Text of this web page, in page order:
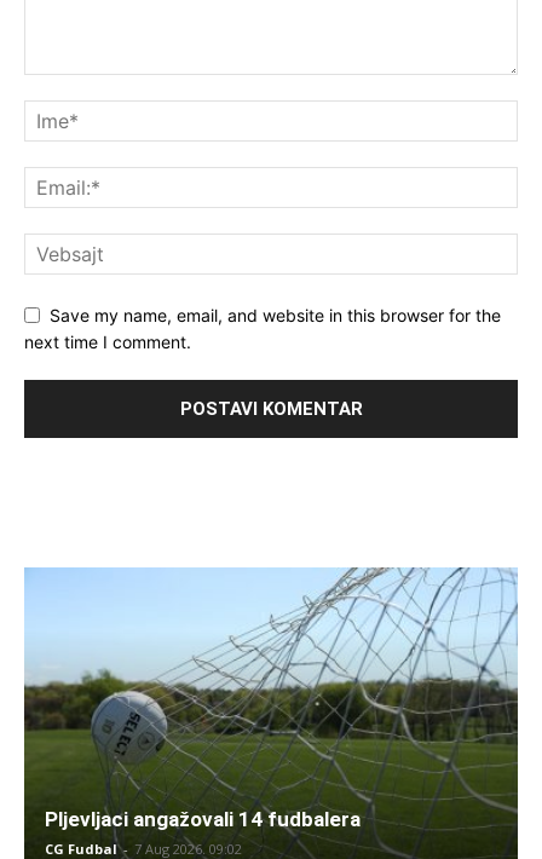
Save my name, email, and website in this browser for the
next time I comment.
Pljevljaci angažovali 14 fudbalera
CG Fudbal - 7 Aug 2026. 09:02